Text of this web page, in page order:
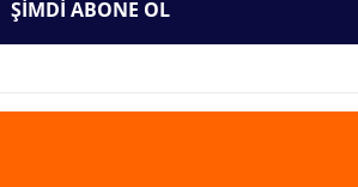
Gönder
ŞİMDİ ABONE OL